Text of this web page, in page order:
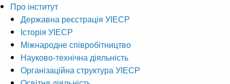
Про інститут
Державна реєстрація УІЕСР
Історія УІЕСР
Міжнародне співробітництво
Науково-технічна діяльність
Організаційна структура УІЕСР